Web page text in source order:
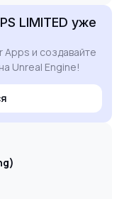
LIMITED уже
Apps и создавайте
Unreal Engine!